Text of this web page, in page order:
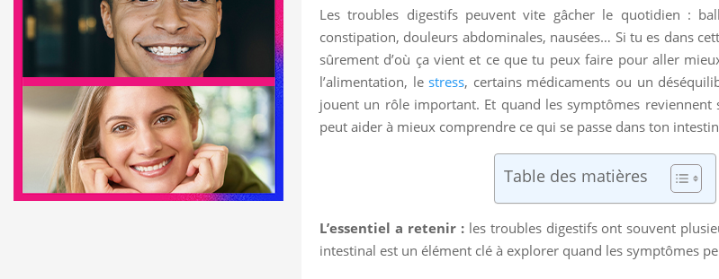
Les troubles digestifs peuvent vite gâcher le quotidien :
constipation, douleurs abdominales, nausées… Si tu es dans
sûrement d’où ça vient et ce que tu peux faire pour aller
l’alimentation, le stress, certains médicaments ou un
jouent un rôle important. Et quand les symptômes reviennent
peut aider à mieux comprendre ce qui se passe dans ton
Table des matières
L’essentiel a retenir :les troubles digestifs ont souvent
intestinal est un élément clé à explorer quand les symptômes